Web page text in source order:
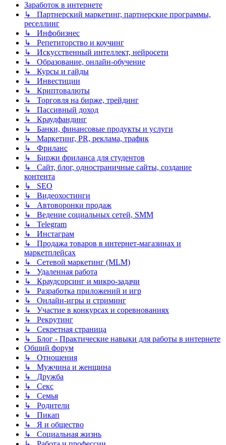
Заработок в интернете
↳ Партнерский маркетинг, партнерские программы,
реселлинг
↳ Инфобизнес
↳ Репетиторство и коучинг
↳ Искусственный интеллект, нейросети
↳ Образование, онлайн-обучение
↳ Курсы и гайды
↳ Инвестиции
↳ Криптовалюты
↳ Торговля на бирже, трейдинг
↳ Пассивный доход
↳ Краудфандинг
↳ Банки, финансовые продукты и услуги
↳ Маркетинг, PR, реклама, трафик
↳ Фриланс
↳ Биржи фриланса для студентов
↳ Сайт, блог, одностраничные сайты, создание
контента
↳ SEO
↳ Видеохостинги
↳ Автоворонки продаж
↳ Ведение социальных сетей, SMM
↳ Telegram
↳ Инстаграм
↳ Продажа товаров в интернет-магазинах и
маркетплейсах
↳ Сетевой маркетинг (MLM)
↳ Удаленная работа
↳ Краудсорсинг и микро-задачи
↳ Разработка приложений и игр
↳ Онлайн-игры и стриминг
↳ Участие в конкурсах и соревнованиях
↳ Рекрутинг
↳ Секретная страница
↳ Блог - Практические навыки для работы в интернете
Общий форум
↳ Отношения
↳ Мужчина и женщина
↳ Дружба
↳ Секс
↳ Семья
↳ Родители
↳ Пикап
↳ Я и общество
↳ Социальная жизнь